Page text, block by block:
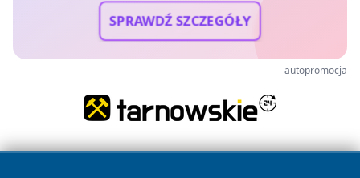
SPRAWDŹ SZCZEGÓŁY
autopromocja